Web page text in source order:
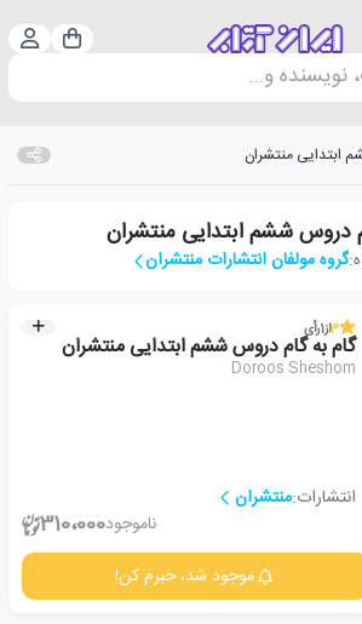
سبد
و...
ابتدایی منتشران
دروس ششم ابتدایی منتشران
گروه مولفان انتشارات منتشران
3از1رأی
گام به گام دروس ششم ابتدایی منتشران
Doroos Sheshom
انتشارات:منتشران
ناموجود310،000
موجود شد، خبرم کن!